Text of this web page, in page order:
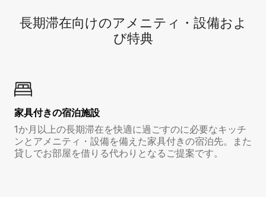
長期滞在向け⁠のア⁠メ⁠ニ⁠テ⁠ィ⁠・設⁠備⁠およ
び特⁠典
家具付き⁠の宿⁠泊⁠施⁠設
1か月以上の長期滞在を快適に過ごすのに必要なキッチ
ンとアメニティ・設備を備えた家具付きの宿泊先。また
貸しでお部屋を借りる代わりとなるご提案です。